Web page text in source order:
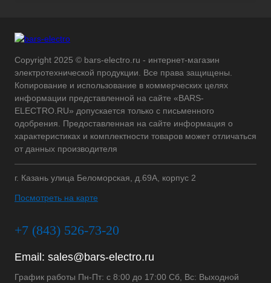
Copyright 2025 © bars-electro.ru - интернет-магазин
электротехнической продукции. Все права защищены.
Копирование и использование в коммерческих целях
информации представленной на сайте «BARS-
ELECTRO.RU» допускается только с письменного
одобрения. Предоставленная на сайте информация о
характеристиках и комплектности товаров может отличаться
от данных производителя
г. Казань улица Беломорская, д.69А, корпус 2
Посмотреть на карте
+7 (843) 526-73-20
Email: sales@bars-electro.ru
График работы Пн-Пт: с 8:00 до 17:00 Сб, Вс: Выходной